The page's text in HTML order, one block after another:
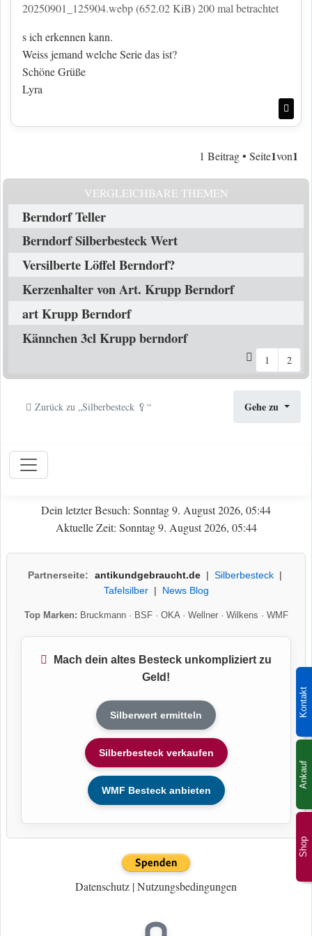
Shop
Kontakt
Ankauf
20250901_125904.webp (652.02 KiB) 200 mal betrachtet
s ich erkennen kann.
Weiss jemand welche Serie das ist?
Schöne Grüße
Lyra
1 Beitrag • Seite1von1
VERGLEICHBARE THEMEN
Berndorf Teller
Berndorf Silberbesteck Wert
Versilberte Löffel Berndorf?
Kerzenhalter von Art. Krupp Berndorf
art Krupp Berndorf
Kännchen 3cl Krupp berndorf
1 2
Zurück zu „Silberbesteck 🥄“ Gehe zu
Dein letzter Besuch: Sonntag 9. August 2026, 05:44
Aktuelle Zeit: Sonntag 9. August 2026, 05:44
Partnerseite: antikundgebraucht.de| Silberbesteck|
Tafelsilber| News Blog
Top Marken: Bruckmann· BSF· OKA· Wellner· Wilkens · WMF
Mach dein altes Besteck unkompliziert zu
Geld!
Silberwert ermitteln
Silberbesteck verkaufen
WMF Besteck anbieten
Datenschutz |Nutzungsbedingungen